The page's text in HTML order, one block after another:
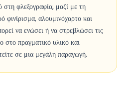
στη φλεξογραφία, μαζί με τη
φινίρισμα, αλουμινόχαρτο και
να ενώσει ή να στρεβλώσει τις
στο πραγματικό υλικό και
σε μια μεγάλη παραγωγή.